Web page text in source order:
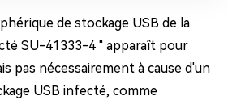
de stockage USB de la
SU-41333-4 " apparaît pour
pas nécessairement à cause d'un
USB infecté, comme